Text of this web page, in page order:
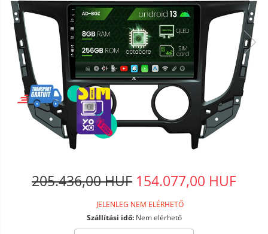
205.436,00 HUF 154.077,00 HUF
JELENLEG NEM ELÉRHETŐ
Szállítási idő:Nem elérhető